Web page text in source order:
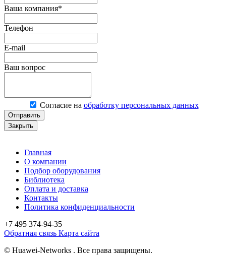
Ваша компания*
Телефон
E-mail
Ваш вопрос
Согласие на обработку персональных данных
Отправить
Закрыть
Главная
О компании
Подбор оборудования
Библиотека
Оплата и доставка
Контакты
Политика конфиденциальности
+7 495 374-94-35
Обратная связь Карта сайта
© Huawei-Networks . Все права защищены.